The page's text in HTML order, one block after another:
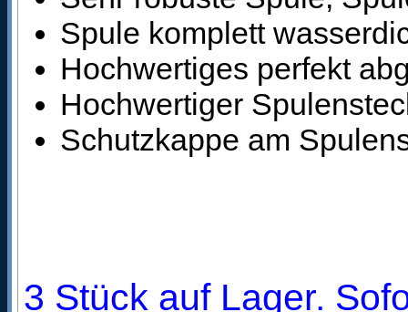
Spule komplett
Hochwertiges perfekt
Hochwertiger
Schutzkappe am
3 Stück auf Lager.